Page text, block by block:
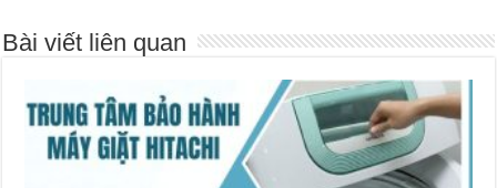
Bài viết liên quan